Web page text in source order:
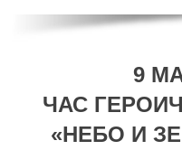
9
ЧАС
«НЕБО И